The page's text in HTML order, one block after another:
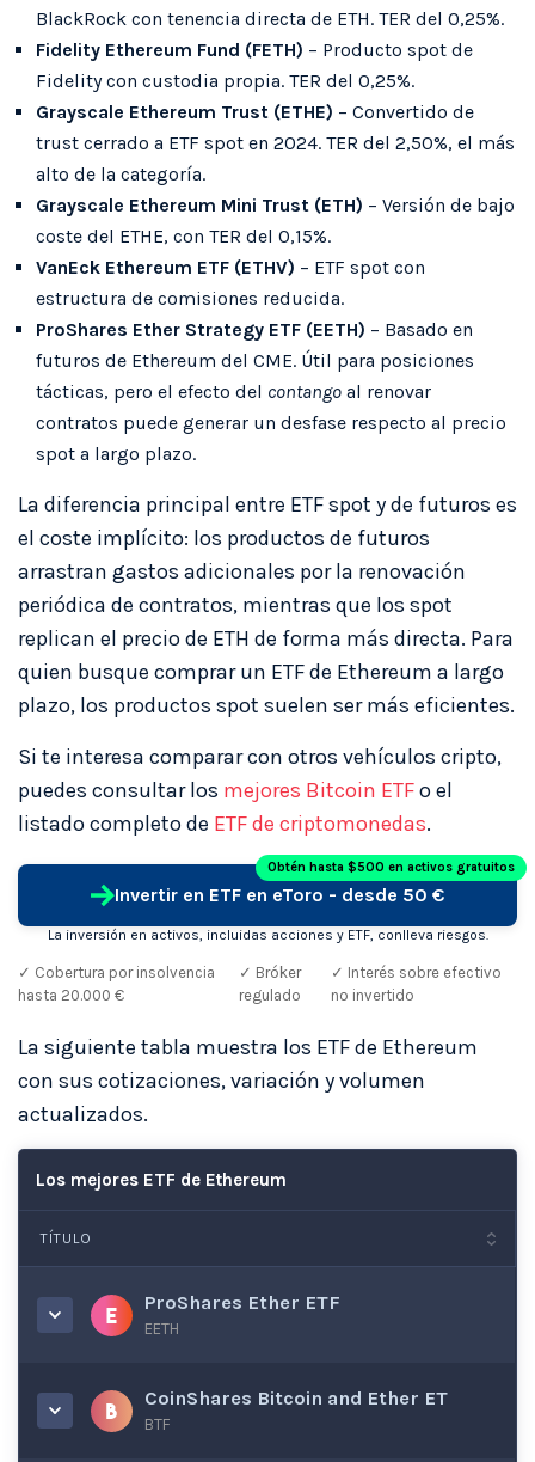
BlackRock con tenencia directa de ETH. TER del 0,25%.
Fidelity Ethereum Fund (FETH) – Producto spot de
Fidelity con custodia propia. TER del 0,25%.
Grayscale Ethereum Trust (ETHE) – Convertido de
trust cerrado a ETF spot en 2024. TER del 2,50%, el más
alto de la categoría.
Grayscale Ethereum Mini Trust (ETH) – Versión de bajo
coste del ETHE, con TER del 0,15%.
VanEck Ethereum ETF (ETHV) – ETF spot con
estructura de comisiones reducida.
ProShares Ether Strategy ETF (EETH) – Basado en
futuros de Ethereum del CME. Útil para posiciones
tácticas, pero el efecto del contango al renovar
contratos puede generar un desfase respecto al precio
spot a largo plazo.
La diferencia principal entre ETF spot y de futuros es
el coste implícito: los productos de futuros
arrastran gastos adicionales por la renovación
periódica de contratos, mientras que los spot
replican el precio de ETH de forma más directa. Para
quien busque comprar un ETF de Ethereum a largo
plazo, los productos spot suelen ser más eficientes.
Si te interesa comparar con otros vehículos cripto,
puedes consultar los mejores Bitcoin ETFo el
listado completo de ETF de criptomonedas.
Invertir en ETF en eToro - desde 50 €
Obtén hasta $500 en activos gratuitos
La inversión en activos, incluidas acciones y ETF, conlleva riesgos.
✓ Cobertura por insolvencia
hasta 20.000 €
✓ Bróker
regulado
✓ Interés sobre efectivo
no invertido
La siguiente tabla muestra los ETF de Ethereum
con sus cotizaciones, variación y volumen
actualizados.
Los mejores ETF de Ethereum
TÍTULO
ProShares Ether ETF
EETH
CoinShares Bitcoin and Ether ET
BTF